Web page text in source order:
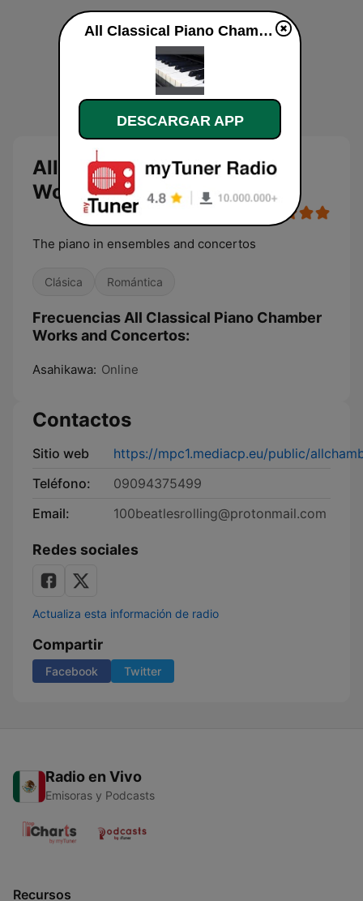
All Classical Piano Chamber
Works and Concertos
The piano in ensembles and concertos
Clásica Romántica
Frecuencias All Classical Piano Chamber
Works and Concertos:
Asahikawa: Online
Contactos
Sitio web
https://mpc1.mediacp.eu/public/
Teléfono:
09094375499
Email:
100beatlesrolling@protonmail.com
Redes sociales
Actualiza esta información de radio
Compartir
Facebook Twitter
Radio en Vivo
Emisoras y Podcasts
Recursos
All Classical Piano Chamber Works and Concertos en vivo
DESCARGAR APP